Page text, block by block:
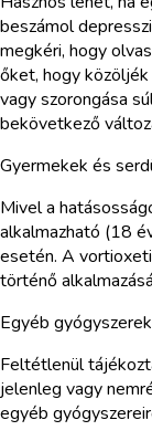
beszámol
megkéri, hogy
őket, hogy
vagy szorongása
bekövetkező
Gyermekek és
Mivel a
alkalmazható (18
esetén. A
történő
Egyéb
Feltétlenül
jelenleg vagy
egyéb